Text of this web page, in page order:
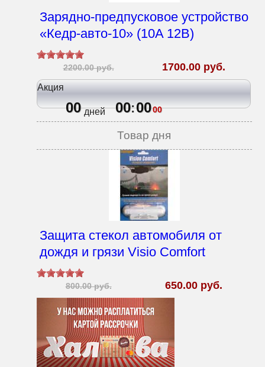
Зарядно-предпусковое устройство
«Кедр-авто-10» (10A 12В)
2200.00 руб. 1700.00 руб.
Акция
00 дней 00:0000
Товар дня
Защита стекол автомобиля от
дождя и грязи Visio Comfort
800.00 руб. 650.00 руб.